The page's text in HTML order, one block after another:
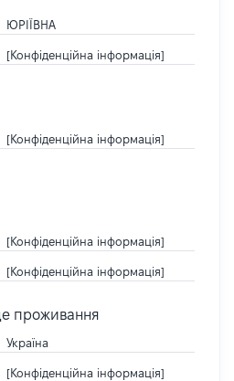
ЮРІЇВНА
[Конфіденційна інформація]
[Конфіденційна інформація]
[Конфіденційна інформація]
[Конфіденційна інформація]
проживання
Україна
[Конфіденційна інформація]